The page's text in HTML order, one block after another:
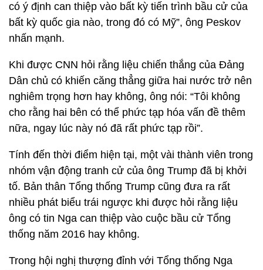
có ý định can thiệp vào bất kỳ tiến trình bầu cử của
bất kỳ quốc gia nào, trong đó có Mỹ”, ông Peskov
nhấn mạnh.
Khi được CNN hỏi rằng liệu chiến thắng của Đảng
Dân chủ có khiến căng thẳng giữa hai nước trở nên
nghiêm trọng hơn hay không, ông nói: “Tôi không
cho rằng hai bên có thể phức tạp hóa vấn đề thêm
nữa, ngay lúc này nó đã rất phức tạp rồi”.
Tính đến thời điểm hiện tại, một vài thành viên trong
nhóm vận động tranh cử của ông Trump đã bị khởi
tố. Bản thân Tổng thống Trump cũng đưa ra rất
nhiều phát biểu trái ngược khi được hỏi rằng liệu
ông có tin Nga can thiệp vào cuộc bầu cử Tổng
thống năm 2016 hay không.
Trong hội nghị thượng đỉnh với Tổng thống Nga